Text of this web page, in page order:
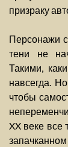
призраку
Персонажи
тени не
Такими,
навсегда.
чтобы
XX веке все